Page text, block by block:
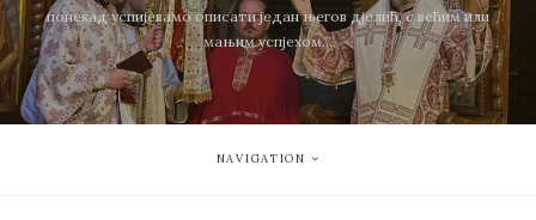
понекад успијевамо описати један његов дјелић, с већим или
мањим успјехом...
NAVIGATION